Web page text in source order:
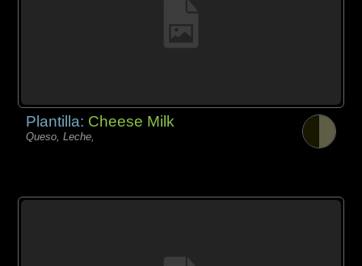
Plantilla: Cheese Milk
Queso, Leche,